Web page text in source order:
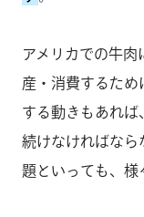
アメリカでの牛
産・消費するた
する動きもあれ
続けなければな
題といっても、様